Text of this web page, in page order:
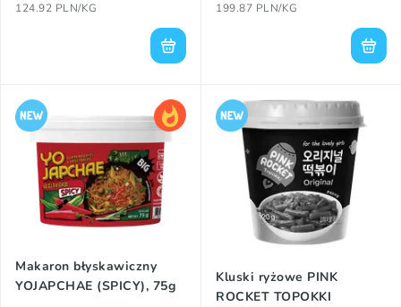
124.92 PLN/KG 199.87 PLN/KG
Makaron błyskawiczny
YOJAPCHAE (SPICY), 75g
Kluski ryżowe PINK
ROCKET TOPOKKI